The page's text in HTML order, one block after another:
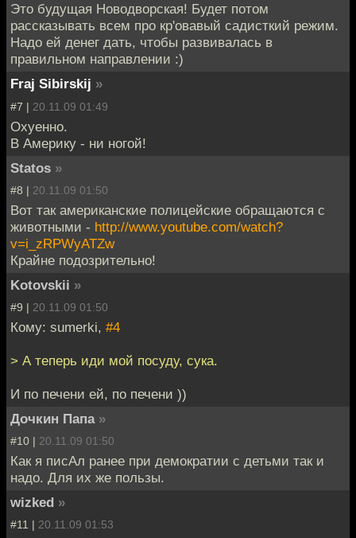
Это будущая Новодворская! Будет потом
рассказывать всем про кр'овавый садисткий режим.
Надо ей денег дать, чтобы развивалась в
правильном направлении :)
Fraj Sibirskij »
#7 | 20.11.09 01:49
Охуенно.
В Америку - ни ногой!
Statos »
#8 | 20.11.09 01:50
Вот так американские полицейские обращаются с
животными - http://www.youtube.com/watch?
v=i_zRPWyATZw
Крайне подозрительно!
Kotovskii »
#9 | 20.11.09 01:50
Кому: sumerki, #4
> А теперь иди мой посуду, сука.
И по печени ей, по печени ))
Дочкин Папа »
#10 | 20.11.09 01:50
Как я писАл ранее при демократии с детьми так и
надо. Для их же пользы.
wizked »
#11 | 20.11.09 01:53